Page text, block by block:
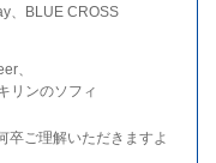
、BLUE CROSS
、
リンのソフィ
卒ご理解いただきますよ